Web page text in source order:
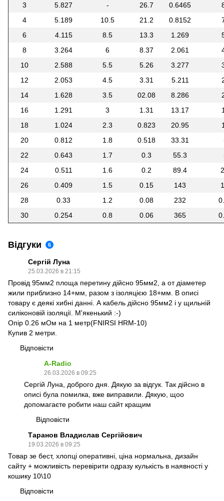
3
5.827 - 26.7 0.6465
4
5.189 10.5 21.2 0.8152
6
4.115 8.5 13.3 1.269
8
3.264 6 8.37 2.061
10
2.588 5.5 5.26 3.277
12
2.053 4.5 3.31 5.211
14
1.628 3.5 02.08 8.286
16
1.291 3 1.31 13.17
18
1.024 2.3 0.823 20.95
20
0.812 1.8 0.518 33.31
22
0.643 1.7 0.3 55.3
24
0.511 1.6 0.2 89.4
26
0.409 1.5 0.15 143
28
0.33 1.2 0.08 232
30
0.254 0.8 0.06 365
Відгуки 6
Сергій Луна
25.03.2026 в 21:15
Провід 95мм2 площа перетину дійсно 95мм2, а от діаметер
жили приблизно 14+мм, разом з ізоляцією 18+мм. В описі
товару є деякі хибні данні. А кабель дійсно 95мм2 і у щильній
силіконовій ізоляції. М'якенький :-)
Опір 0.26 мОм на 1 метр(FNIRSI HRM-10)
Купив 2 метри.
Відповісти
A-Radio
26.03.2026 в 09:25
Сергій Луна, доброго дня. Дякую за відгук. Так дійсно в
описі була помилка, вже виправили. Дякую, щоо
допомагаєте робити наш сайт кращим
Відповісти
Таранов Владислав Сергійович
19.03.2026 в 09:25
Товар зе бест, хлопці оперативні, ціна нормальна, дизайн
сайту + можливість перевірити одразу кулькість в наявності у
кошику 10\10
Відповісти